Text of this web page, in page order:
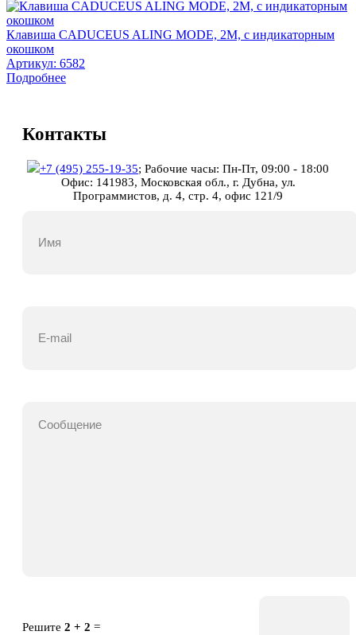
Клавиша CADUCEUS ALING MODE, 2М, с индикаторным
окошком
Артикул: 6582
Подробнее
Контакты
+7 (495) 255-19-35; Рабочие часы: Пн-Пт, 09:00 - 18:00
Офис: 141983, Московская обл., г. Дубна, ул.
Программистов, д. 4, стр. 4, офис 121/9
Решите 2 + 2 =